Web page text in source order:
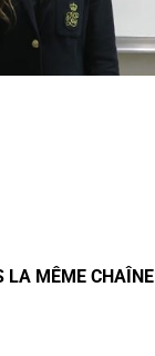
LA MÊME CHAÎNE